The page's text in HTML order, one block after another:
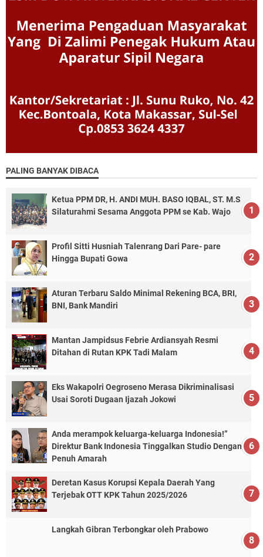
PALING BANYAK DIBACA
Ketua PPM DR, H. ANDI MUH. BASO IQBAL, ST. M.S
Silaturahmi Sesama Anggota PPM se Kab. Wajo
Profil Sitti Husniah Talenrang Dari Pare- pare
Hingga Bupati Gowa
Aturan Terbaru Saldo Minimal Rekening BCA, BRI,
BNI, Bank Mandiri
Mantan Jampidsus Febrie Ardiansyah Resmi
Ditahan di Rutan KPK Tadi Malam
Eks Wakapolri Oegroseno Merasa Dikriminalisasi
Usai Soroti Dugaan Ijazah Jokowi
Anda merampok keluarga-keluarga Indonesia!”
Direktur Bank Indonesia Tinggalkan Studio Dengan
Penuh Amarah
Deretan Kasus Korupsi Kepala Daerah Yang
Terjebak OTT KPK Tahun 2025/2026
Langkah Gibran Terbongkar oleh Prabowo